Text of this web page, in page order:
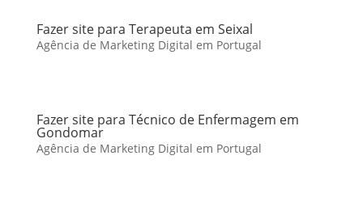
Fazer site para Terapeuta em Seixal
Agência de Marketing Digital em Portugal
Fazer site para Técnico de Enfermagem em
Gondomar
Agência de Marketing Digital em Portugal